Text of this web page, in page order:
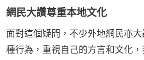
網民大讚尊重本地文化
面對這個疑問，不少外地網民亦
種行為，重視自己的方言和文化